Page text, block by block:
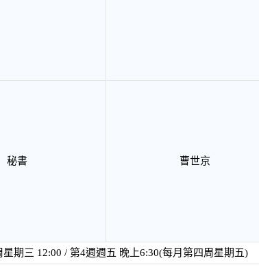
秘書 曹世京
期三 12:00 / 第4週週五 晚上6:30(每月第四周星期五)